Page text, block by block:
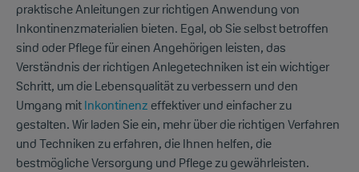
praktische Anleitungen zur richtigen Anwendung von
Inkontinenzmaterialien bieten. Egal, ob Sie selbst betroffen
sind oder Pflege für einen Angehörigen leisten, das
Verständnis der richtigen Anlegetechniken ist ein wichtiger
Schritt, um die Lebensqualität zu verbessern und den
Umgang mitInkontinenz effektiver und einfacher zu
gestalten. Wir laden Sie ein, mehr über die richtigen Verfahren
und Techniken zu erfahren, die Ihnen helfen, die
bestmögliche Versorgung und Pflege zu gewährleisten.